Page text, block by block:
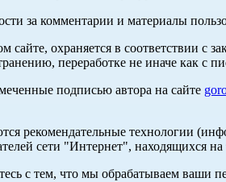
за комментарии и материалы
охраняется в соответствии с
переработке не иначе как с
подписью автора на сайте
рекомендательные технологии
сети "Интернет", находящихся
с тем, что мы обрабатываем ваши